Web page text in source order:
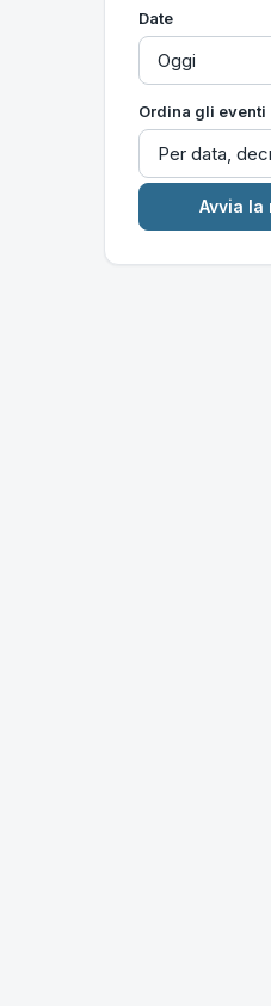
Date
Ordina gli eventi